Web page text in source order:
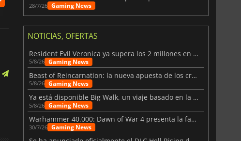
28/7/26 Gaming News
NOTICIAS, OFERTAS
Resident Evil Veronica ya supera los 2 millones en listas de deseados
5/8/26 Gaming News
Beast of Reincarnation: la nueva apuesta de los creadores de Pokémon
5/8/26 Gaming News
Ya está disponible Big Walk, un viaje basado en la amistad
5/8/26 Gaming News
Warhammer 40.000: Dawn of War 4 presenta la facción de los Necrones
30/7/26 Gaming News